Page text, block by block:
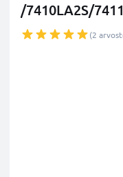
/7410LA2S/
(2